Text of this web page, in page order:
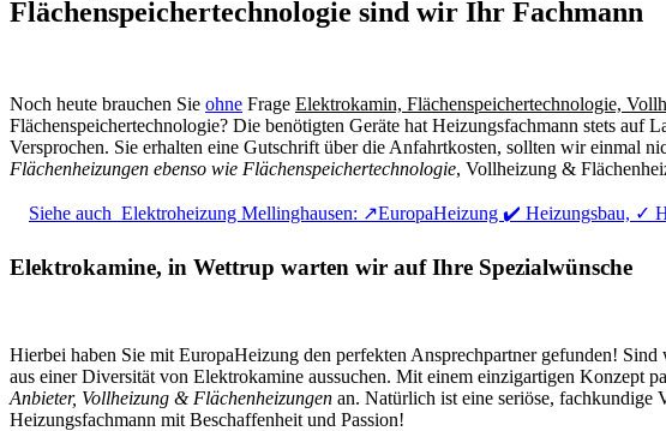
Flächenspeichertechnologie sind wir Ihr Fachmann
Noch heute brauchen Sie ohne Frage Elektrokamin, Flächenspeichertechnologie,
Flächenspeichertechnologie? Die benötigten Geräte hat Heizungsfachmann stets auf
Versprochen. Sie erhalten eine Gutschrift über die Anfahrtkosten, sollten wir einmal
Flächenheizungen ebenso wie Flächenspeichertechnologie, Vollheizung &
Siehe auch Elektroheizung Mellinghausen: ↗️EuropaHeizung ✔️ Heizungsbau, ✓
Elektrokamine, in Wettrup warten wir auf Ihre Spezialwünsche
Hierbei haben Sie mit EuropaHeizung den perfekten Ansprechpartner gefunden!
aus einer Diversität von Elektrokamine aussuchen. Mit einem einzigartigen Konzept
Anbieter, Vollheizung & Flächenheizungen an. Natürlich ist eine seriöse, fachkundige
Heizungsfachmann mit Beschaffenheit und Passion!